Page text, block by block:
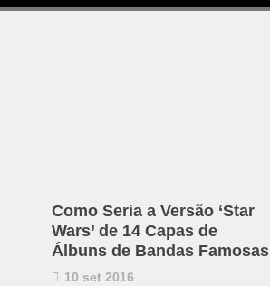
Como Seria a Versão ‘Star
Wars’ de 14 Capas de
Álbuns de Bandas Famosas
10 set 2016